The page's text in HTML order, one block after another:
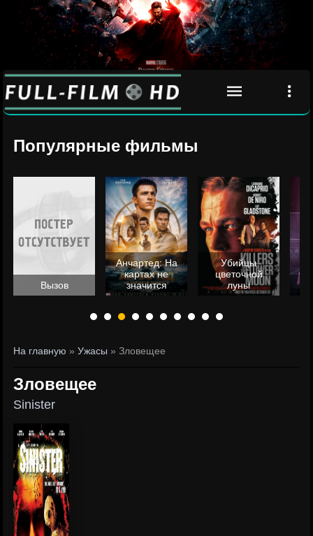
Популярные фильмы
Вызов
Анчартед: На
картах не
значится
Убийцы
цветочной
луны
На главную »Ужасы » Зловещее
Зловещее
Sinister